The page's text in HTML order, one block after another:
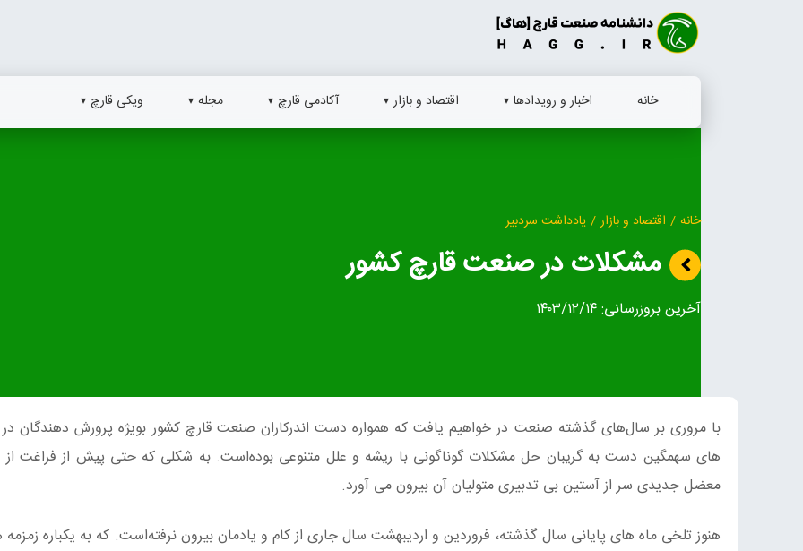
خانه اخبار و رویدادها اقتصاد و بازار آکادمی قارچ مجله ویکی قارچ
خانه / اقتصاد و بازار / یادداشت سردبیر
مشکلات در صنعت قارچ کشور
آخرین بروزرسانی:۱۴۰۳/۱۲/۱۴
با مروری بر سال‌های گذشته صنعت در خواهیم یافت که همواره دست اندرکاران صنعت قارچ کشور بویژه پرورش دهندگان
های سهمگین دست به گریبان حل مشکلات گوناگونی با ریشه و علل متنوعی بوده‌است. به شکلی که حتی پیش از فراغت از
معضل جدیدی سر از آستین بی تدبیری متولیان آن بیرون می آورد.
هنوز تلخی ماه های پایانی سال گذشته، فروردین و اردیبهشت سال جاری از کام و یادمان بیرون نرفته‌است. که به یکباره